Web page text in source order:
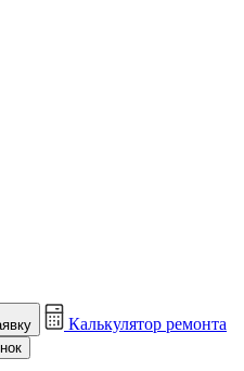
Калькулятор ремонта